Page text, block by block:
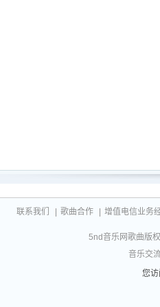
如今不期待花会绽放
几年前的你
联系我们 歌曲合作 增值电信业务
5nd音乐网歌曲版
音乐交
您